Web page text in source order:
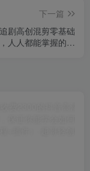
下一篇
剧高创混剪零基础
人人都能掌握的自